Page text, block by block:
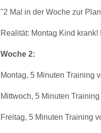
"2 Mal in der Woche zur
Realität: Montag Kind
Woche 2:
Montag, 5 Minuten Training
Mittwoch, 5 Minuten
Freitag, 5 Minuten Training